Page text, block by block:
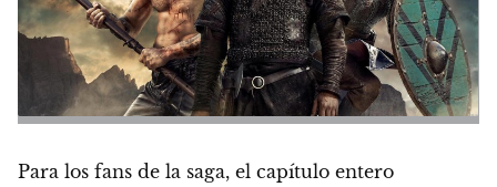
Para los fans de la saga, el capítulo entero